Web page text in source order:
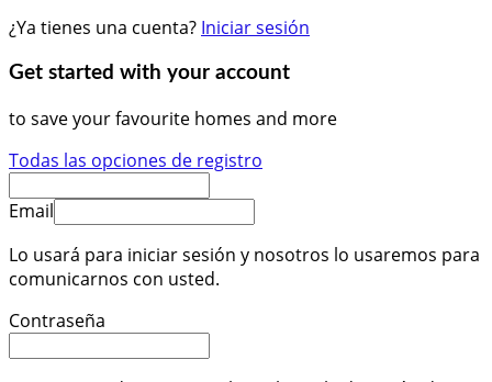
¿Ya tienes una cuenta? Iniciar sesión
Get started with your account
to save your favourite homes and more
Todas las opciones de registro
Email
Lo usará para iniciar sesión y nosotros lo usaremos para
comunicarnos con usted.
Contraseña